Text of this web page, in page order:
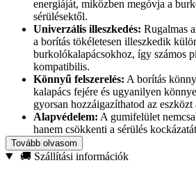
energiáját, miközben megóvja a
sérülésektől.
Univerzális illeszkedés: Rugalmas
a borítás tökéletesen illeszkedik
burkolókalapácsokhoz, így számos
kompatibilis.
Könnyű felszerelés: A borítás
kalapács fejére és ugyanilyen
gyorsan hozzáigazíthatod az
Alapvédelem: A gumifelület
hanem csökkenti a sérülés
felületeken is, mint például a csempe
Tovább olvasom
🚚 Szállítási információk